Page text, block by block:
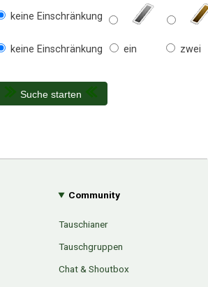
keine Einschränkung
keine Einschränkung ein zwei
Suche starten
Community
Tauschianer
Tauschgruppen
Chat & Shoutbox